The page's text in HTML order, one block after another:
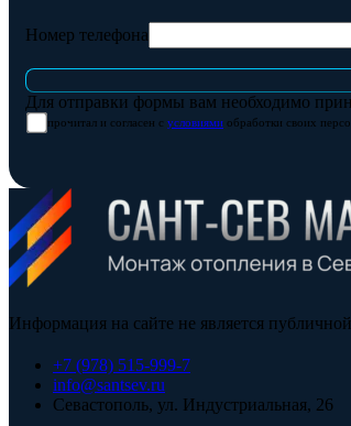
Номер телефона
Для отправки формы вам необходимо
прочитал и согласен с условиями обработки своих
Информация на сайте не является
+7 (978) 515-999-7
info@santsev.ru
Севастополь, ул. Индустриальная, 26